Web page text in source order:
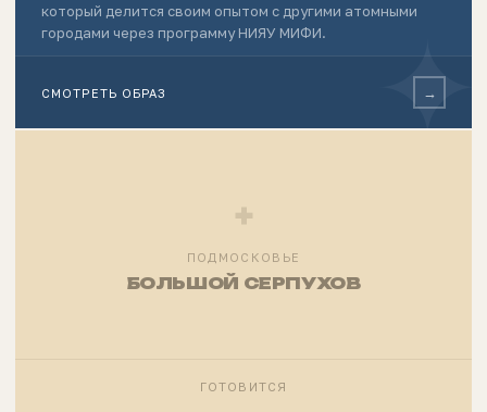
✦
который делится своим опытом с другими атомными
городами через программу НИЯУ МИФИ.
СМОТРЕТЬ ОБРАЗ →
+
ПОДМОСКОВЬЕ
БОЛЬШОЙ СЕРПУХОВ
ГОТОВИТСЯ